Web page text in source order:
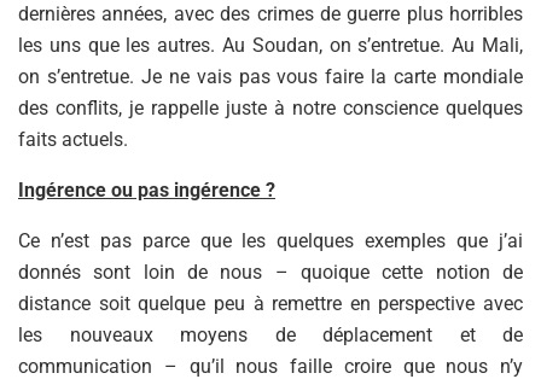
dernières années, avec des crimes de guerre plus horribles
les uns que les autres. Au Soudan, on s’entretue. Au Mali,
on s’entretue. Je ne vais pas vous faire la carte mondiale
des conflits, je rappelle juste à notre conscience quelques
faits actuels.
Ingérence ou pas ingérence ?
Ce n’est pas parce que les quelques exemples que j’ai
donnés sont loin de nous – quoique cette notion de
distance soit quelque peu à remettre en perspective avec
les nouveaux moyens de déplacement et de
communication – qu’il nous faille croire que nous n’y